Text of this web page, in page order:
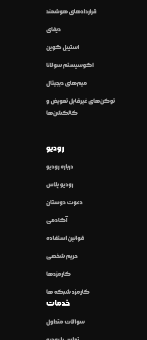
قراردادهای هوشمند
دیفای
استیبل کوین
اکوسیستم سولانا
میم‌های دیجیتال
توکن‌های غیرقابل تعویض و
کالکشن‌ها
رودیو
درباره رودیو
رودیو پلاس
دعوت دوستان
آکادمی
قوانین استفاده
حریم شخصی
کارمزدها
کارمزد شبکه ها
خدمات
سوالات متداول